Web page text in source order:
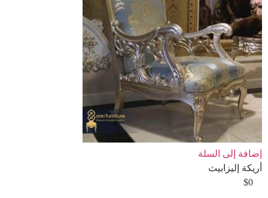
إضافة إلى السلة
أريكة إليزابيث
$0